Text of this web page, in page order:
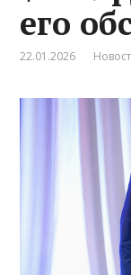
его
22.01.2026